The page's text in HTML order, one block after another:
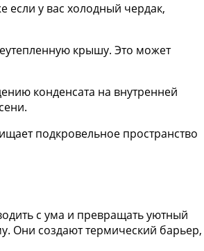
если у вас холодный чердак,
крышу. Это может
конденсата на внутренней
подкровельное пространство
с ума и превращать уютный
Они создают термический барьер,